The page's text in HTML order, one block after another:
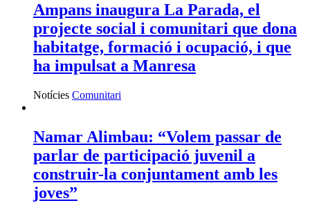
Ampans inaugura La Parada, el
projecte social i comunitari que dona
habitatge, formació i ocupació, i que
ha impulsat a Manresa
Notícies Comunitari
Namar Alimbau: “Volem passar de
parlar de participació juvenil a
construir-la conjuntament amb les
joves”